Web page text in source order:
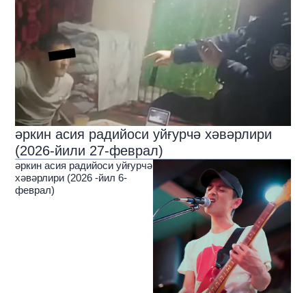
әркин асия радийоси уйғурчә хәвәрлири
(2026-йили 27-феврал)
әркин асия радийоси уйғурчә
хәвәрлири (2026 -йил 6-
феврал)